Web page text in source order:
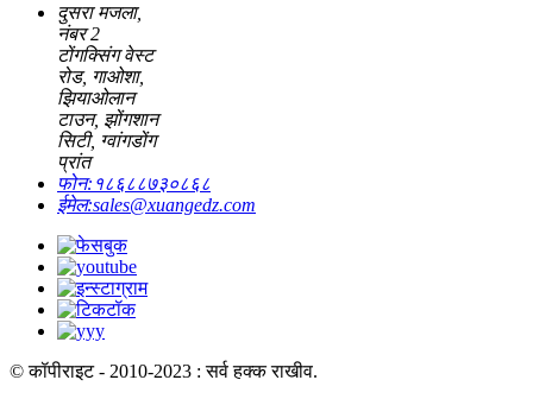
दुसरा मजला,
नंबर 2
टोंगक्सिंग वेस्ट
रोड, गाओशा,
झियाओलान
टाउन, झोंगशान
सिटी, ग्वांगडोंग
प्रांत
फोन: १८६८८७३०८६८
ईमेल:sales@xuangedz.com
© कॉपीराइट - 2010-2023 : सर्व हक्क राखीव.